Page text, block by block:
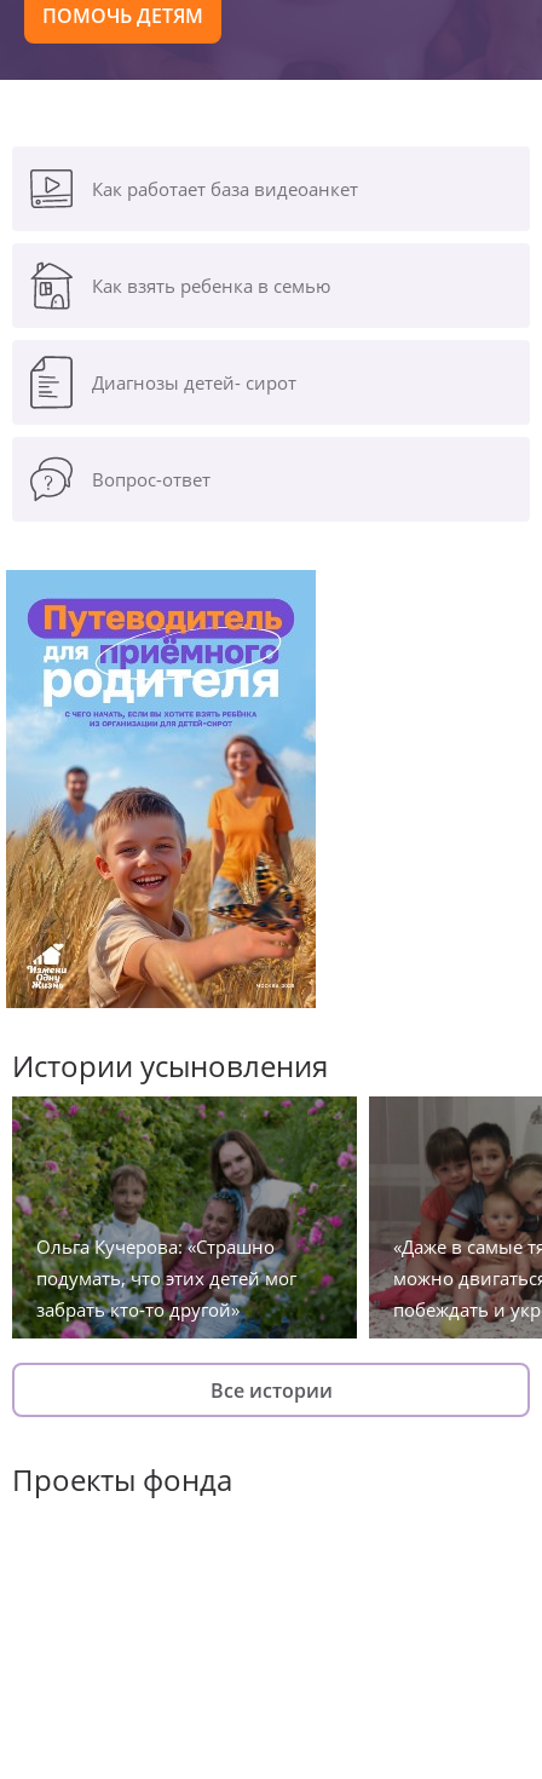
ПОМОЧЬ ДЕТЯМ
Как работает база видеоанкет
Как взять ребенка в семью
Диагнозы детей- сирот
Вопрос-ответ
Истории усыновления
Ольга Кучерова: «Страшно
подумать, что этих детей мог
забрать кто-то другой»
«Даже в самые
можно
побеждать и
Все истории
Проекты фонда